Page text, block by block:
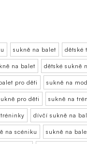
sukně na balet dětské
na balet dětské sukně
pro děti sukně na
pro děti sukně na
dívčí sukně na
na scéniku sukně na